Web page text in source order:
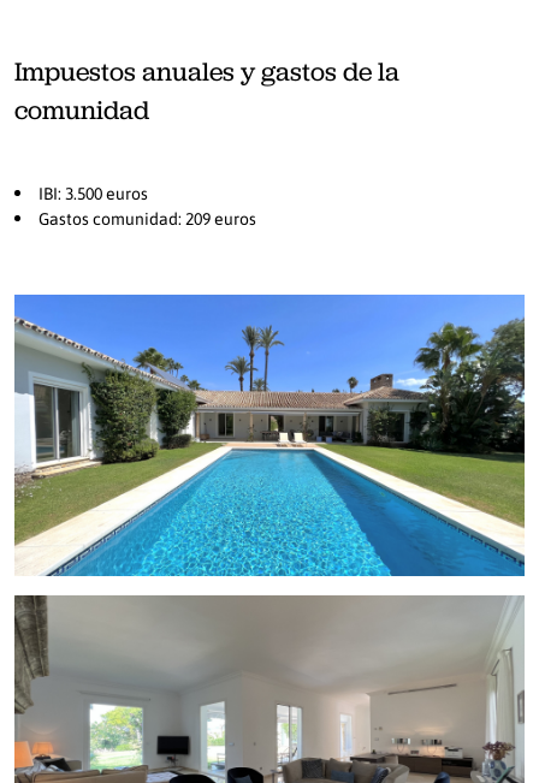
Impuestos anuales y gastos de la
comunidad
IBI: 3.500 euros
Gastos comunidad: 209 euros